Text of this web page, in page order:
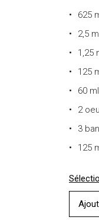
625
2,5
1,25
125
60
2
3
125